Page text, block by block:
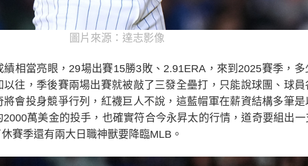
圖片來源：達志影像
相當亮眼，29場出賽15勝3敗、2.91ERA，來到2025賽季，
往，季後賽兩場出賽就被敲了三發全壘打，只能說球團、球
會投身競爭行列，紅襪巨人不說，這藍帽軍在薪資結構多筆
萬美金的投手，也確實符合今永昇太的行情，道奇要組出
賽季還有兩大日職神獸要降臨MLB。